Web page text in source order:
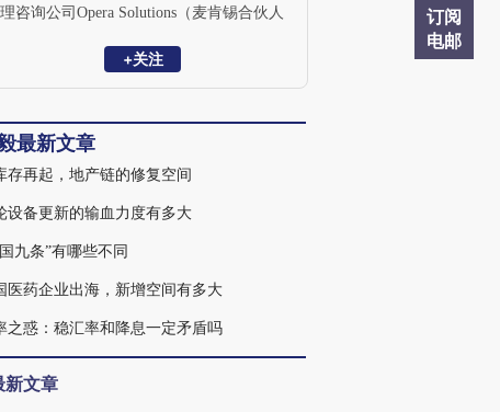
订阅
电邮
理咨询公司Opera Solutions（麦肯锡合伙人
券、国金证券研究所担任资深宏观策略研
+关注
最新文章
存再起，地产链的修复空间
设备更新的输血力度有多大
九条”有哪些不同
医药企业出海，新增空间有多大
之惑：稳汇率和降息一定矛盾吗
新文章